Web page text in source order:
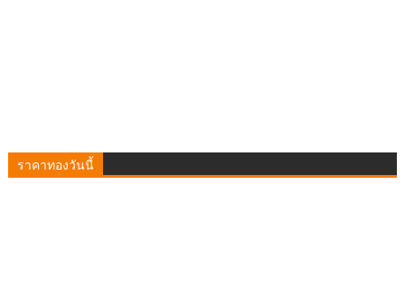
ราคาทองวันนี้